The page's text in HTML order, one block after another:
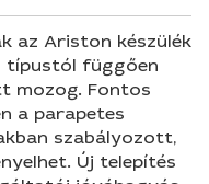
az Ariston készülék
típustól függően
mozog. Fontos
a parapetes
szabályozott,
Új telepítés